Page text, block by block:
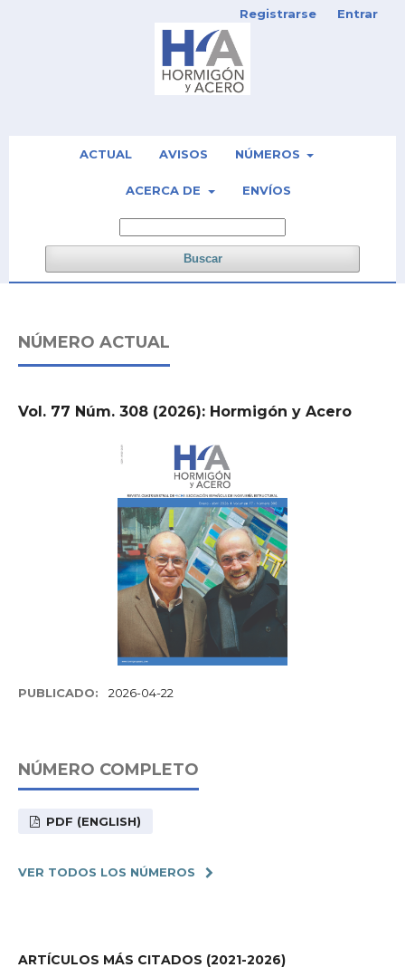
ACTUAL AVISOS NÚMEROS
ACERCA DE ENVÍOS
Buscar
Registrarse Entrar
NÚMERO ACTUAL
Vol. 77 Núm. 308 (2026): Hormigón y Acero
PUBLICADO: 2026-04-22
NÚMERO COMPLETO
PDF (ENGLISH)
VER TODOS LOS NÚMEROS
ARTÍCULOS MÁS CITADOS (2021-2026)